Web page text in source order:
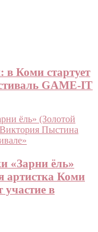
в Коми стартует
GAME-IT
«Зарни ёль»
артистка Коми
в